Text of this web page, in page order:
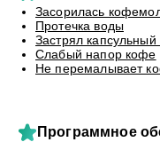
Засорилась
Протечка воды
Застрял капсульный
Слабый напор кофе
Не перемалывает
Программное